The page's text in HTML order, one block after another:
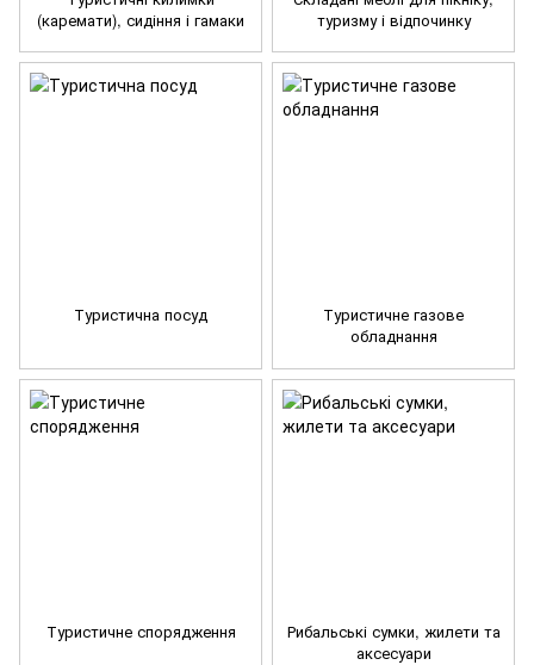
(каремати), сидіння і гамаки
туризму і відпочинку
Туристична посуд
Туристичне газове
обладнання
Туристичне спорядження
Рибальські сумки, жилети та
аксесуари